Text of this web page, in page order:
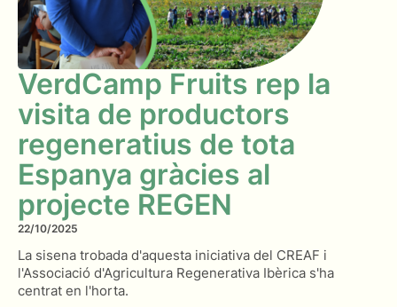
VerdCamp Fruits rep la
visita de productors
regeneratius de tota
Espanya gràcies al
projecte REGEN
22/10/2025
La sisena trobada d'aquesta iniciativa del CREAF i
l'Associació d'Agricultura Regenerativa Ibèrica s'ha
centrat en l'horta.